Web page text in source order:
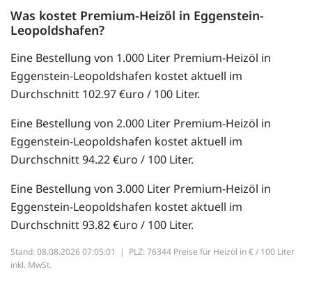
Was kostet Premium-Heizöl in Eggenstein-
Leopoldshafen?
Eine Bestellung von 1.000 Liter Premium-Heizöl in
Eggenstein-Leopoldshafen kostet aktuell im
Durchschnitt 102.97 €uro / 100 Liter.
Eine Bestellung von 2.000 Liter Premium-Heizöl in
Eggenstein-Leopoldshafen kostet aktuell im
Durchschnitt 94.22 €uro / 100 Liter.
Eine Bestellung von 3.000 Liter Premium-Heizöl in
Eggenstein-Leopoldshafen kostet aktuell im
Durchschnitt 93.82 €uro / 100 Liter.
Stand: 08.08.2026 07:05:01 | PLZ: 76344 Preise für Heizöl in € / 100 Liter
inkl. MwSt.